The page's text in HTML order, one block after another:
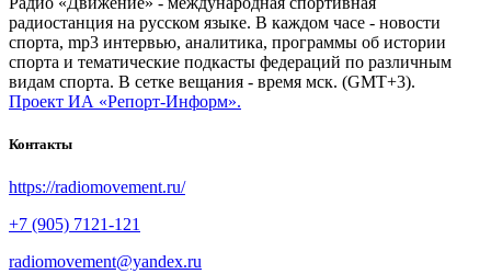
радиостанция на русском языке. В каждом часе - новости
спорта, mp3 интервью, аналитика, программы об истории
спорта и тематические подкасты федераций по различным
видам спорта. В сетке вещания - время мск. (GMT+3).
Проект ИА «Репорт-Информ».
Контакты
https://radiomovement.ru/
+7 (905) 7121-121
radiomovement@yandex.ru